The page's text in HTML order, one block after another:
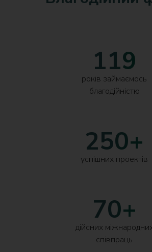
119
років займаємось
благодійністю
250+
успішних проектів
70+
дійсних
співпраць